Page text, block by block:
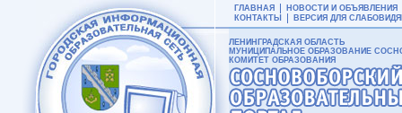
ГЛАВНАЯ
НОВОСТИ И ОБЪЯВЛЕНИЯ
КОНТАКТЫ
ВЕРСИЯ ДЛЯ
ЛЕНИНГРАДСКАЯ ОБЛАСТЬ
МУНИЦИПАЛЬНОЕ ОБРАЗОВАНИЕ
КОМИТЕТ ОБРАЗОВАНИЯ